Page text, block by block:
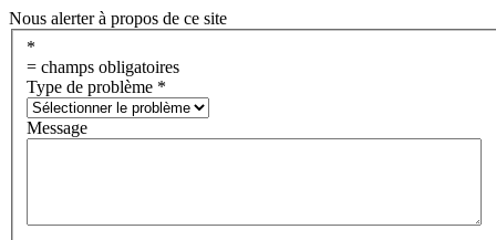
Nous alerter à propos de ce site
*
= champs obligatoires
Type de problème *
Message